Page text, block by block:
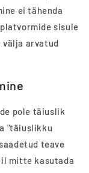
ei tähenda
sisule
välja arvatud
pole täiuslik
"täiuslikku
teave
mitte kasutada